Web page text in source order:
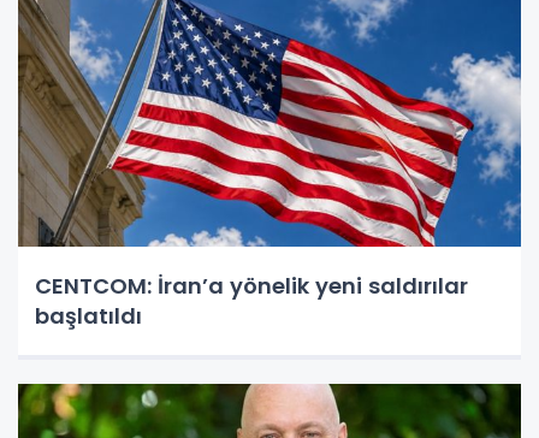
CENTCOM: İran’a yönelik yeni saldırılar
başlatıldı